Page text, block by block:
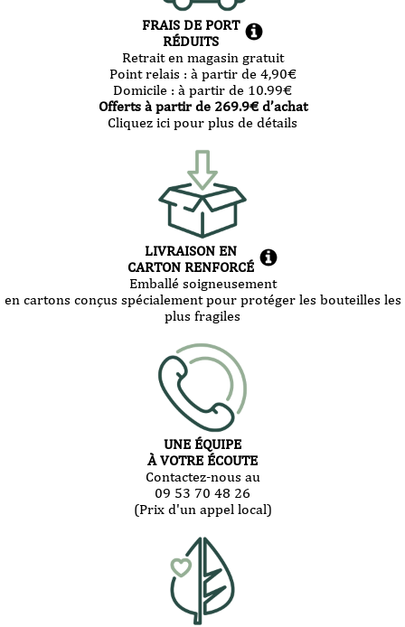
FRAIS DE PORT
RÉDUITS
Retrait en magasin gratuit
Point relais : à partir de 4,90€
Domicile : à partir de 10.99€
Offerts à partir de 269.9€ d’achat
Cliquez ici pour plus de détails
LIVRAISON EN
CARTON RENFORCÉ
Emballé soigneusement
en cartons conçus spécialement pour protéger les bouteilles les
plus fragiles
UNE ÉQUIPE
À VOTRE ÉCOUTE
Contactez-nous au
09 53 70 48 26
(Prix d'un appel local)